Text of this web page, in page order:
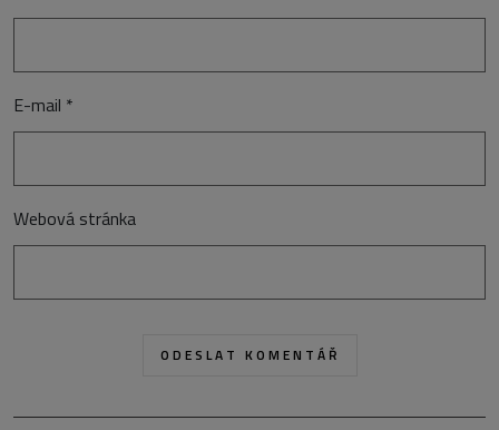
E-mail *
Webová stránka